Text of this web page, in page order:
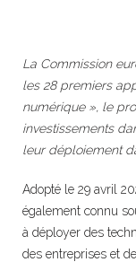
La Commission
les 28 premiers
numérique », le
investissements
leur déploiement
Adopté le 29 avril
également connu
à déployer des
des entreprises et